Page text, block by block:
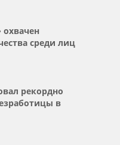
среди лиц
рекордно
в